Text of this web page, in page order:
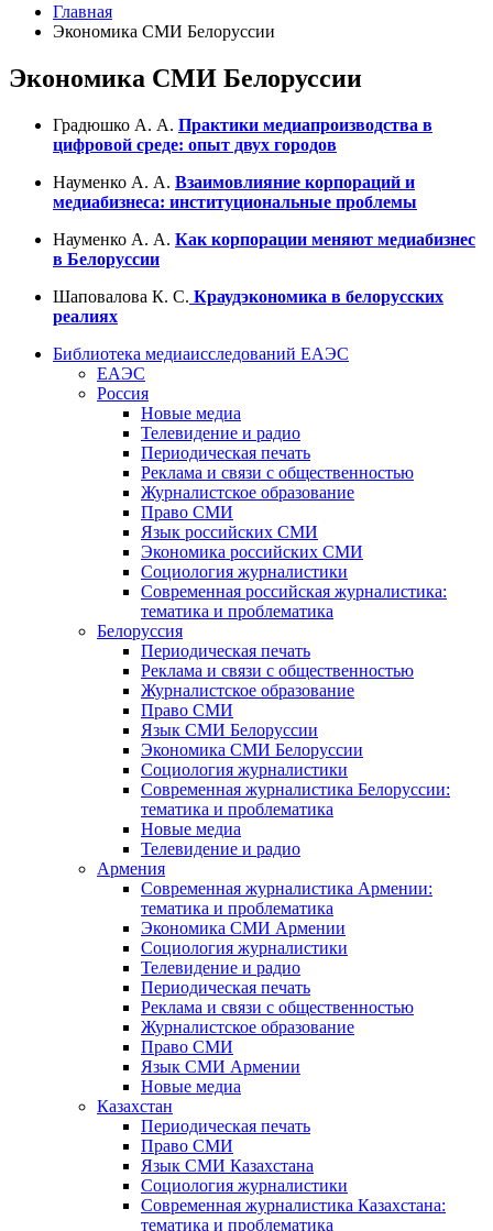
Главная
Экономика СМИ Белоруссии
Экономика СМИ Белоруссии
Градюшко А. А. Практики медиапроизводства в
цифровой среде: опыт двух городов
Науменко А. А. Взаимовлияние корпораций и
медиабизнеса: институциональные проблемы
Науменко А. А. Как корпорации меняют медиабизнес
в Белоруссии
Шаповалова К. С. Краудэкономика в белорусских
реалиях
Библиотека медиаисследований ЕАЭС
ЕАЭС
Россия
Новые медиа
Телевидение и радио
Периодическая печать
Реклама и связи с общественностью
Журналистское образование
Право СМИ
Язык российских СМИ
Экономика российских СМИ
Социология журналистики
Современная российская журналистика:
тематика и проблематика
Белоруссия
Периодическая печать
Реклама и связи с общественностью
Журналистское образование
Право СМИ
Язык СМИ Белоруссии
Экономика СМИ Белоруссии
Социология журналистики
Современная журналистика Белоруссии:
тематика и проблематика
Новые медиа
Телевидение и радио
Армения
Современная журналистика Армении:
тематика и проблематика
Экономика СМИ Армении
Социология журналистики
Телевидение и радио
Периодическая печать
Реклама и связи с общественностью
Журналистское образование
Право СМИ
Язык СМИ Армении
Новые медиа
Казахстан
Периодическая печать
Право СМИ
Язык СМИ Казахстана
Социология журналистики
Современная журналистика Казахстана:
тематика и проблематика